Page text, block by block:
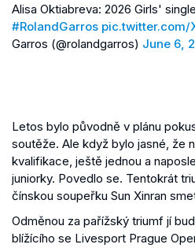
Alisa Oktiabreva: 2026 Girls'
#RolandGarros pic.twitter.com/
Garros (@rolandgarros) June 6,
Letos bylo původně v plánu
soutěže. Ale když bylo jasné, že
kvalifikace, ještě jednou a
juniorky. Povedlo se. Tentokrát
čínskou soupeřku Sun Xinran
Odměnou za pařížský triumf jí
blížícího se Livesport Prague